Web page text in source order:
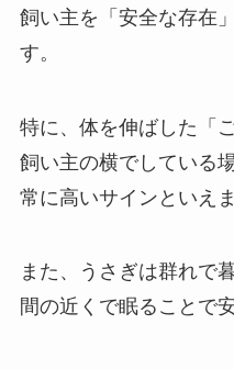
飼い主を「安全な存在
す。
特に、体を伸ばした「
飼い主の横でしている
常に高いサインといえま
また、うさぎは群れで
間の近くで眠ることで